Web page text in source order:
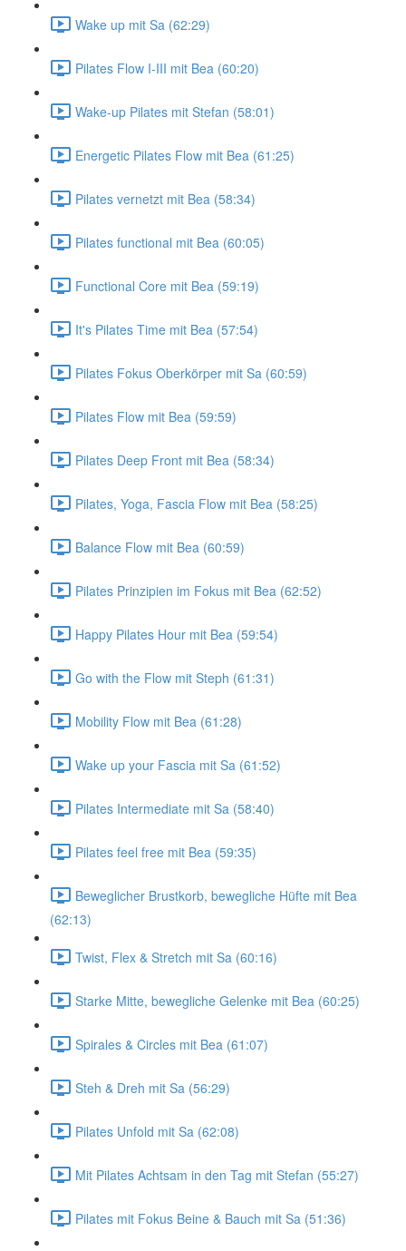
Wake up mit Sa (62:29)
Pilates Flow I-III mit Bea (60:20)
Wake-up Pilates mit Stefan (58:01)
Energetic Pilates Flow mit Bea (61:25)
Pilates vernetzt mit Bea (58:34)
Pilates functional mit Bea (60:05)
Functional Core mit Bea (59:19)
It's Pilates Time mit Bea (57:54)
Pilates Fokus Oberkörper mit Sa (60:59)
Pilates Flow mit Bea (59:59)
Pilates Deep Front mit Bea (58:34)
Pilates, Yoga, Fascia Flow mit Bea (58:25)
Balance Flow mit Bea (60:59)
Pilates Prinzipien im Fokus mit Bea (62:52)
Happy Pilates Hour mit Bea (59:54)
Go with the Flow mit Steph (61:31)
Mobility Flow mit Bea (61:28)
Wake up your Fascia mit Sa (61:52)
Pilates Intermediate mit Sa (58:40)
Pilates feel free mit Bea (59:35)
Beweglicher Brustkorb, bewegliche Hüfte mit Bea
(62:13)
Twist, Flex & Stretch mit Sa (60:16)
Starke Mitte, bewegliche Gelenke mit Bea (60:25)
Spirales & Circles mit Bea (61:07)
Steh & Dreh mit Sa (56:29)
Pilates Unfold mit Sa (62:08)
Mit Pilates Achtsam in den Tag mit Stefan (55:27)
Pilates mit Fokus Beine & Bauch mit Sa (51:36)